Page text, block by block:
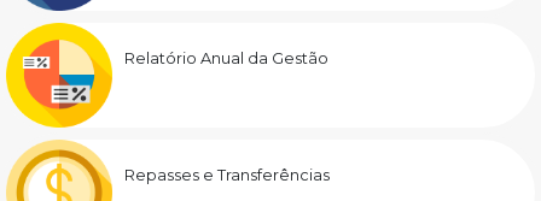
Relatório Anual da Gestão
Repasses e Transferências